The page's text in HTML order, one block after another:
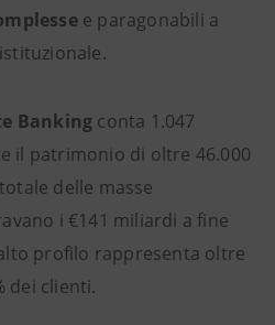
e paragonabili a
Banking conta 1.047
il patrimonio di oltre 46.000
delle masse
i €141 miliardi a fine
profilo rappresenta oltre
dei clienti.